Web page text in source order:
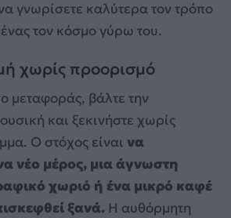
γνωρίσετε καλύτερα τον τρόπο
τον κόσμο γύρω του.
χωρίς προορισμό
μεταφοράς, βάλτε την
και ξεκινήστε χωρίς
Ο στόχος είναι να
νέο μέρος, μια άγνωστη
χωριό ή ένα μικρό καφέ
ξανά. Η αυθόρμητη